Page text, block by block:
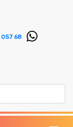
68